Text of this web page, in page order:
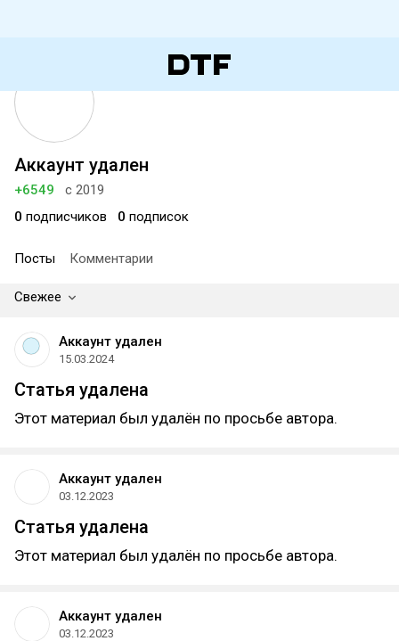
Аккаунт удален
+6549
с 2019
0 подписчиков 0 подписок
Посты Комментарии
Свежее
Аккаунт удален
15.03.2024
Статья удалена
Этот материал был удалён по просьбе автора.
Аккаунт удален
03.12.2023
Статья удалена
Этот материал был удалён по просьбе автора.
Аккаунт удален
03.12.2023